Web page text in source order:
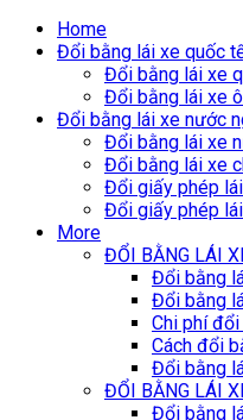
Home
Đổi bằng lái xe quốc
Đổi bằng lái xe
Đổi bằng lái xe
Đổi bằng lái xe nước
Đổi bằng lái xe
Đổi bằng lái xe
Đổi giấy phép
Đổi giấy phép
More
ĐỔI BẰNG LÁI
Đổi bằng
Đổi bằng
Chi phí
Cách đổi
Đổi bằng
ĐỔI BẰNG LÁI
Đổi bằng